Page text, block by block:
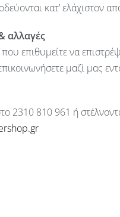
κατ’ ελάχιστον
αλλαγές
επιθυμείτε να
μαζί μας
2310 810 961 ή